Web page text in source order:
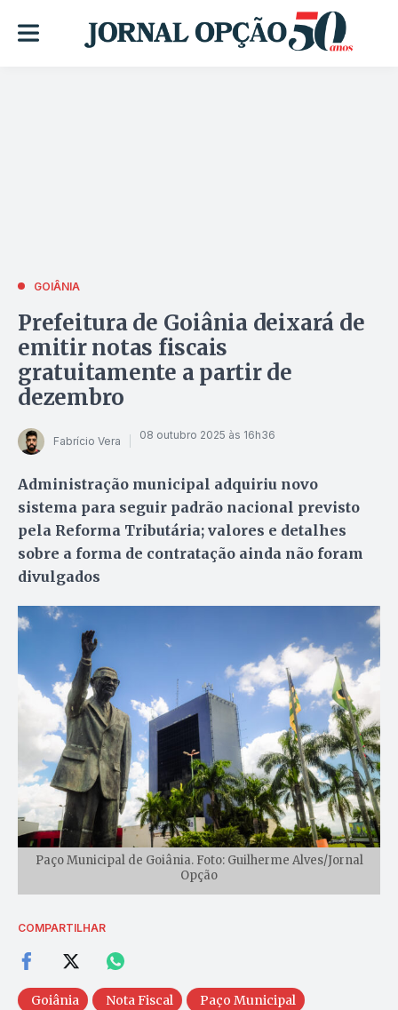
GOIÂNIA
Prefeitura de Goiânia deixará de
emitir notas fiscais
gratuitamente a partir de
dezembro
Fabrício Vera 08 outubro 2025 às 16h36
Administração municipal adquiriu novo
sistema para seguir padrão nacional previsto
pela Reforma Tributária; valores e detalhes
sobre a forma de contratação ainda não foram
divulgados
Paço Municipal de Goiânia. Foto: Guilherme Alves/Jornal
Opção
COMPARTILHAR
Goiânia Nota Fiscal
Paço Municipal